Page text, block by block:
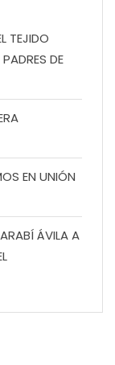
TEJIDO
DE
EN UNIÓN
ÁVILA A